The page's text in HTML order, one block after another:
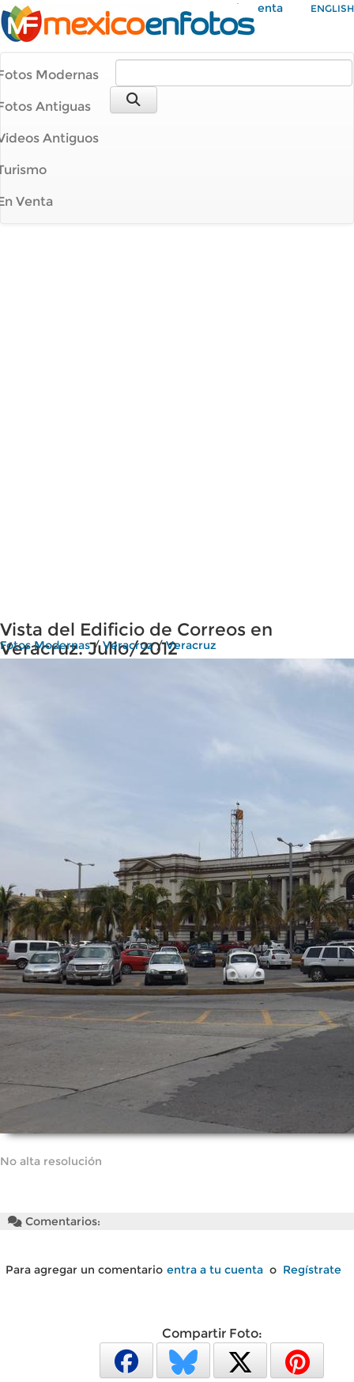
Mi Cuenta ENGLISH
Modernas
Antiguas
Antiguos
Venta
Vista del Edificio de Correos en
Veracruz. Julio/2012
Fotos Modernas/Veracruz/Veracruz
No alta resolución
Comentarios:
Para agregar un comentario entra a tu cuenta o Regístrate
Compartir Foto: